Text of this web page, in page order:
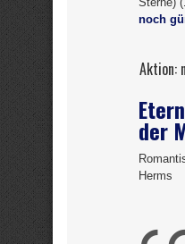
noch
Aktion:
der
Herms